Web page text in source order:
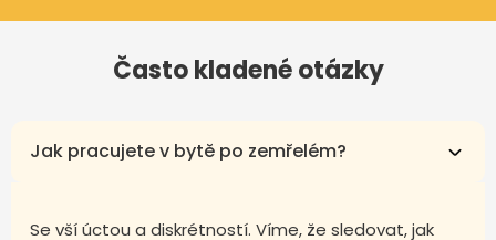
Často kladené otázky
Jak pracujete v bytě po zemřelém?
Se vší úctou a diskrétností. Víme, že sledovat, jak